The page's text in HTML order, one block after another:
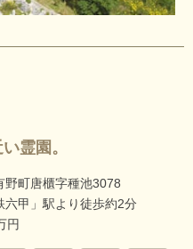
霊園。
野町唐櫃字種池3078
六甲」駅より徒歩約2分
円